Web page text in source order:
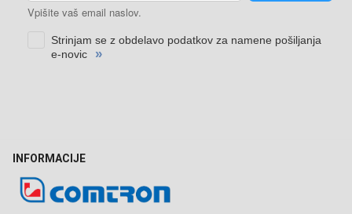
INFORMACIJE